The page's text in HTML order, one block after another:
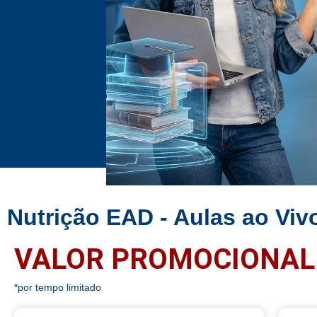
Nutrição EAD - Aulas ao
VALOR PROMOCIONAL
*por tempo limitado